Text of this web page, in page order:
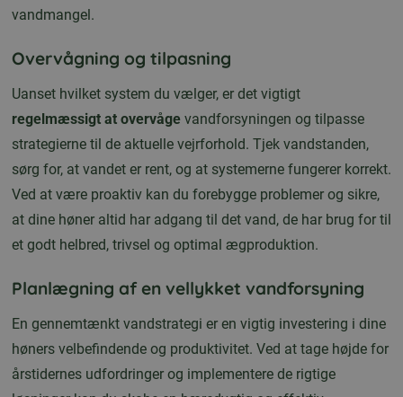
vandmangel.
Overvågning og tilpasning
Uanset hvilket system du vælger, er det vigtigt
regelmæssigt at overvåge vandforsyningen og tilpasse
strategierne til de aktuelle vejrforhold. Tjek vandstanden,
sørg for, at vandet er rent, og at systemerne fungerer korrekt.
Ved at være proaktiv kan du forebygge problemer og sikre,
at dine høner altid har adgang til det vand, de har brug for til
et godt helbred, trivsel og optimal ægproduktion.
Planlægning af en vellykket vandforsyning
En gennemtænkt vandstrategi er en vigtig investering i dine
høners velbefindende og produktivitet. Ved at tage højde for
årstidernes udfordringer og implementere de rigtige